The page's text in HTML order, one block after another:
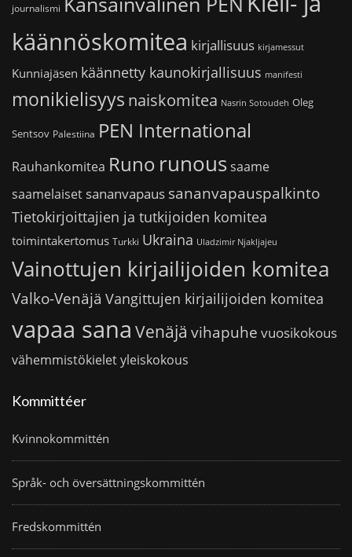
journalismi
käännöskomitea kirjallisuus kirjamessut
Kunniajäsen käännetty kaunokirjallisuus manifesti
monikielisyys naiskomitea Nasrin Sotoudeh Oleg
Sentsov Palestiina PEN International
Rauhankomitea Runo runoussaame
saamelaiset sananvapaus sananvapauspalkinto
Tietokirjoittajien ja tutkijoiden komitea
toimintakertomus Turkki Ukraina Uladzimir Njakljajeu
Vainottujen kirjailijoiden komitea
Valko-Venäjä Vangittujen kirjailijoiden komitea
vapaa sana Venäjä vihapuhe vuosikokous
vähemmistökieletyleiskokous
Kommittéer
Kvinnokommittén
Språk- och översättningskommittén
Fredskommittén